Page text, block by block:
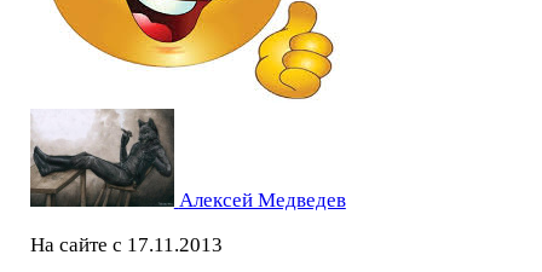
Алексей Медведев
На сайте с 17.11.2013